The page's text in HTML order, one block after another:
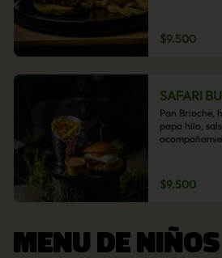
papas fritas.
$9.500
SAFARI
Pan Brioche,
papa hilo,
$9.500
MENU DE NIÑOS